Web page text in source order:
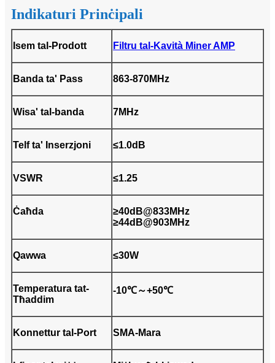
Indikaturi Prinċipali
Isem tal-Prodott Filtru tal-Kavità Miner AMP
Banda ta' Pass 863-870MHz
Wisa' tal-banda 7MHz
Telf ta' Inserzjoni ≤1.0dB
VSWR ≤1.25
Ċaħda
≥40dB@833MHz
≥44dB@903MHz
Qawwa ≤30W
Temperatura tat-
Tħaddim
-10℃～+50℃
Konnettur tal-Port SMA-Mara